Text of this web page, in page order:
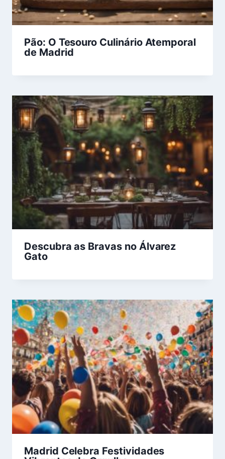
Pão: O Tesouro Culinário Atemporal
de Madrid
Descubra as Bravas no Álvarez
Gato
Madrid Celebra Festividades